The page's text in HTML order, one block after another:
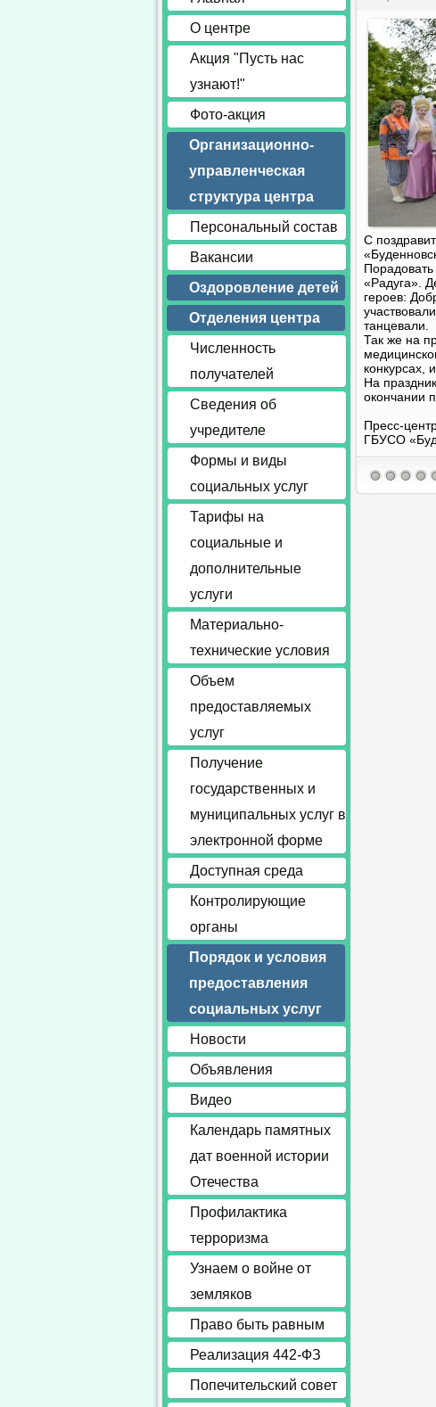
О центре
Акция "Пусть нас
узнают!"
Фото-акция
Организационно-
управленческая
структура центра
Персональный состав
Вакансии
Оздоровление детей
Отделения центра
Численность
получателей
Сведения об
учредителе
Формы и виды
социальных услуг
Тарифы на
социальные и
дополнительные
услуги
Материально-
технические условия
Объем
предоставляемых
услуг
Получение
государственных и
муниципальных услуг в
электронной форме
Доступная среда
Контролирующие
органы
Порядок и условия
предоставления
социальных услуг
Новости
Объявления
Видео
Календарь памятных
дат военной истории
Отечества
Профилактика
терроризма
Узнаем о войне от
земляков
Право быть равным
Реализация 442-ФЗ
Попечительский совет
С
«Радуга».
героев:
танцевали.
Так же на
конкурсах,
На
окончании
Пресс-
ГБУСО